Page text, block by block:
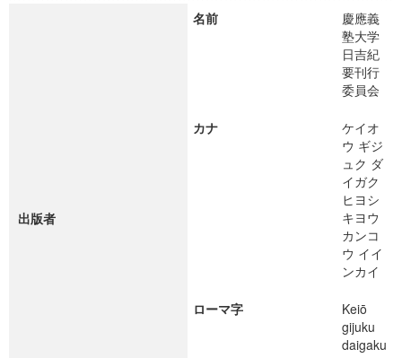
出版者
名前
慶應義
塾大学
日吉紀
要刊行
委員会
カナ
ケイオ
ウ ギジ
ュク ダ
イガク
ヒヨシ
キヨウ
カンコ
ウ イイ
ンカイ
ローマ字
Keiō
gijuku
daigaku